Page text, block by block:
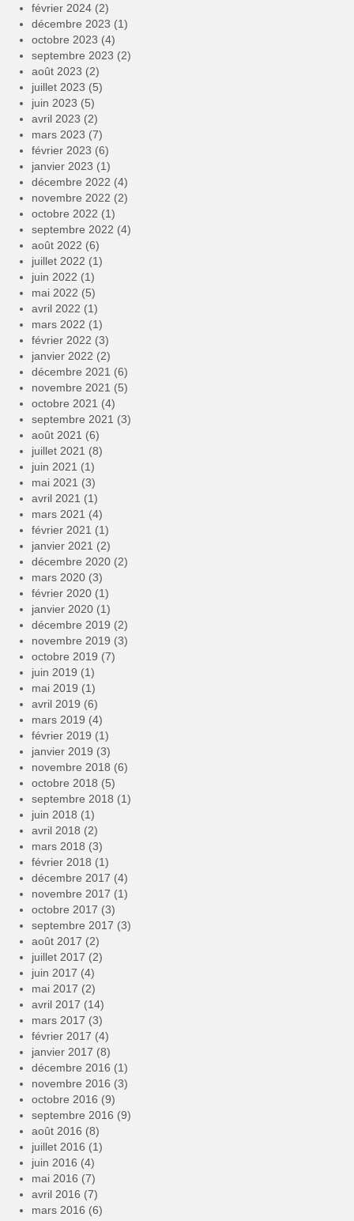
février 2024 (2)
décembre 2023 (1)
octobre 2023 (4)
septembre 2023 (2)
août 2023 (2)
juillet 2023 (5)
juin 2023 (5)
avril 2023 (2)
mars 2023 (7)
février 2023 (6)
janvier 2023 (1)
décembre 2022 (4)
novembre 2022 (2)
octobre 2022 (1)
septembre 2022 (4)
août 2022 (6)
juillet 2022 (1)
juin 2022 (1)
mai 2022 (5)
avril 2022 (1)
mars 2022 (1)
février 2022 (3)
janvier 2022 (2)
décembre 2021 (6)
novembre 2021 (5)
octobre 2021 (4)
septembre 2021 (3)
août 2021 (6)
juillet 2021 (8)
juin 2021 (1)
mai 2021 (3)
avril 2021 (1)
mars 2021 (4)
février 2021 (1)
janvier 2021 (2)
décembre 2020 (2)
mars 2020 (3)
février 2020 (1)
janvier 2020 (1)
décembre 2019 (2)
novembre 2019 (3)
octobre 2019 (7)
juin 2019 (1)
mai 2019 (1)
avril 2019 (6)
mars 2019 (4)
février 2019 (1)
janvier 2019 (3)
novembre 2018 (6)
octobre 2018 (5)
septembre 2018 (1)
juin 2018 (1)
avril 2018 (2)
mars 2018 (3)
février 2018 (1)
décembre 2017 (4)
novembre 2017 (1)
octobre 2017 (3)
septembre 2017 (3)
août 2017 (2)
juillet 2017 (2)
juin 2017 (4)
mai 2017 (2)
avril 2017 (14)
mars 2017 (3)
février 2017 (4)
janvier 2017 (8)
décembre 2016 (1)
novembre 2016 (3)
octobre 2016 (9)
septembre 2016 (9)
août 2016 (8)
juillet 2016 (1)
juin 2016 (4)
mai 2016 (7)
avril 2016 (7)
mars 2016 (6)